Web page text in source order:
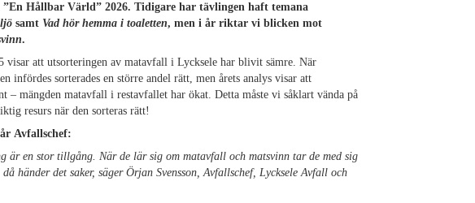
”En Hållbar Värld” 2026. Tidigare har tävlingen haft temana
samt Vad hör hemma i toaletten, men i år riktar vi blicken mot
.
visar att utsorteringen av matavfall i Lycksele har blivit sämre. När
infördes sorterades en större andel rätt, men årets analys visar att
– mängden matavfall i restavfallet har ökat. Detta måste vi såklart vända på
resurs när den sorteras rätt!
Avfallschef:
är en stor tillgång. När de lär sig om matavfall och matsvinn tar de med sig
då händer det saker, säger Örjan Svensson, Avfallschef, Lycksele Avfall och